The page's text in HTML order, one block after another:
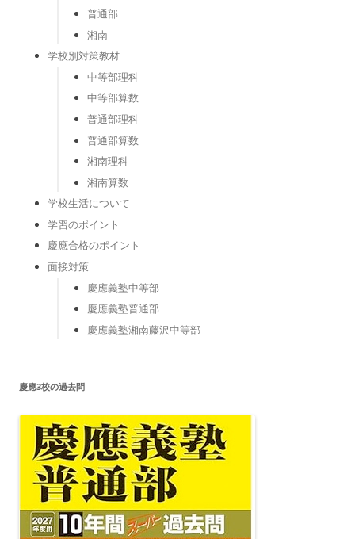
普通部
湘南
学校別対策教材
中等部理科
中等部算数
普通部理科
普通部算数
湘南理科
湘南算数
学校生活について
学習のポイント
慶應合格のポイント
面接対策
慶應義塾中等部
慶應義塾普通部
慶應義塾湘南藤沢中等部
慶應3校の過去問